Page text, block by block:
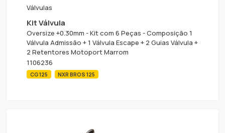
Válvulas
Kit Válvula
Oversize +0.30mm - Kit com 6 Peças - Composição 1
Válvula Admissão + 1 Válvula Escape + 2 Guias Válvula +
2 Retentores Motoport Marrom
1106236
CG 125 NXR BROS 125